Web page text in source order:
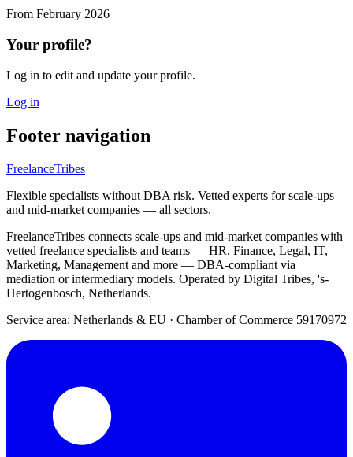
From February 2026
Your profile?
Log in to edit and update your profile.
Log in
Footer navigation
FreelanceTribes
Flexible specialists without DBA risk. Vetted experts for scale-ups
and mid-market companies — all sectors.
FreelanceTribes connects scale-ups and mid-market companies with
vetted freelance specialists and teams — HR, Finance, Legal, IT,
Marketing, Management and more — DBA-compliant via
mediation or intermediary models. Operated by Digital Tribes, 's-
Hertogenbosch, Netherlands.
Service area: Netherlands & EU · Chamber of Commerce 59170972